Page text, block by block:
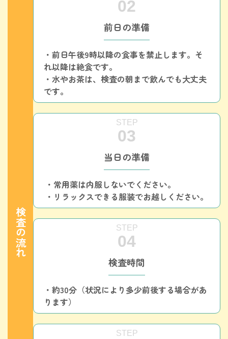
検査の流れ
前日の準備
・前日午後9時以降の食事を禁止します。そ
れ以降は絶食です。
・水やお茶は、検査の朝まで飲んでも大丈夫
です。
当日の準備
・常用薬は内服しないでください。
・リラックスできる服装でお越しください。
検査時間
・約30分（状況により多少前後する場合があ
ります）